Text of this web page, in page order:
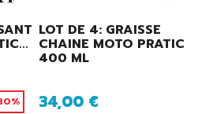
LOT DE 4: GRAISSE
CHAINE MOTO PRATIC
400 ML
34,00 €